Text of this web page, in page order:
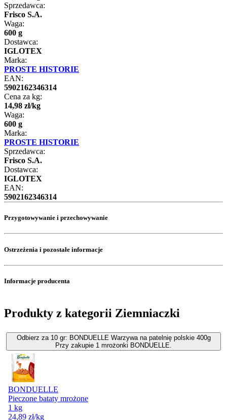
Sprzedawca:
Frisco S.A.
Waga:
600 g
Dostawca:
IGLOTEX
Marka:
PROSTE HISTORIE
EAN:
5902162346314
Cena za kg:
14,98 zł/kg
Waga:
600 g
Marka:
PROSTE HISTORIE
Sprzedawca:
Frisco S.A.
Dostawca:
IGLOTEX
EAN:
5902162346314
Przygotowywanie i przechowywanie
Ostrzeżenia i pozostałe informacje
Informacje producenta
Produkty z kategorii Ziemniaczki
Odbierz za 10 gr: BONDUELLE Warzywa na patelnię polskie 400g
Przy zakupie 1 mrożonki BONDUELLE.
BONDUELLE
Pieczone bataty mrożone
1 kg
24,89 zł/kg